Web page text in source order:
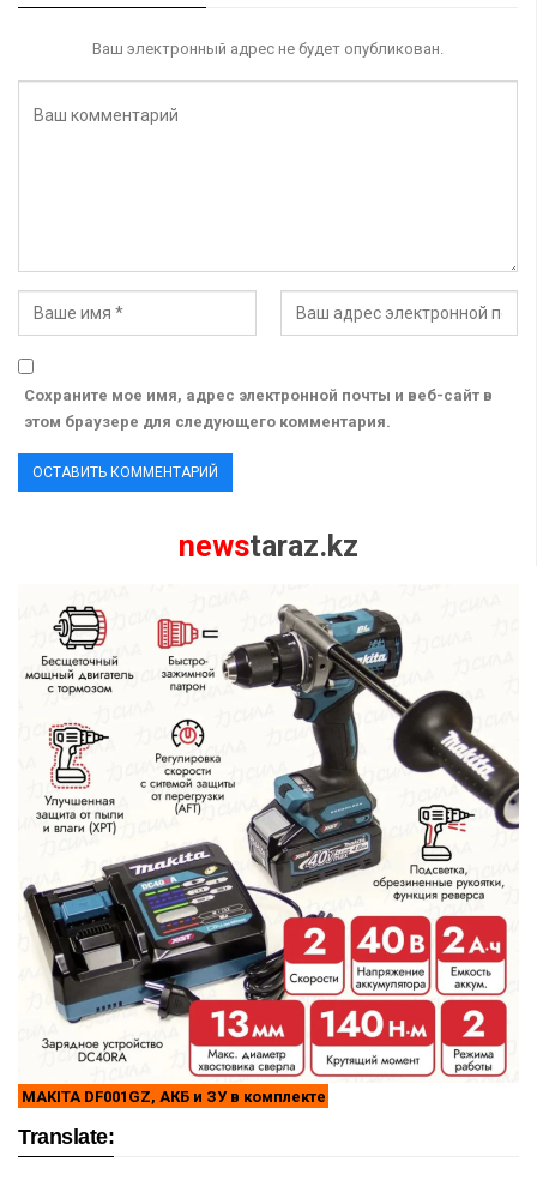
Ваш электронный адрес не будет опубликован.
Сохраните мое имя, адрес электронной почты и веб-сайт в
этом браузере для следующего комментария.
newstaraz.kz
MAKITA DF001GZ, АКБ и ЗУ в комплекте
Translate: